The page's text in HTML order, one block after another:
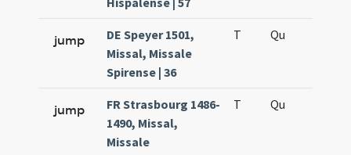
jump
DE Speyer 1501,
Missal, Missale
Spirense | 36
T Qu
jump
FR Strasbourg 1486-
1490, Missal,
Missale
T Qu